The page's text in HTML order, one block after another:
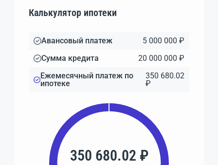
Калькулятор ипотеки
Авансовый платеж
5 000 000 ₽
Сумма кредита
20 000 000 ₽
Ежемесячный платеж по
ипотеке
350 680.02
₽
350 680.02 ₽